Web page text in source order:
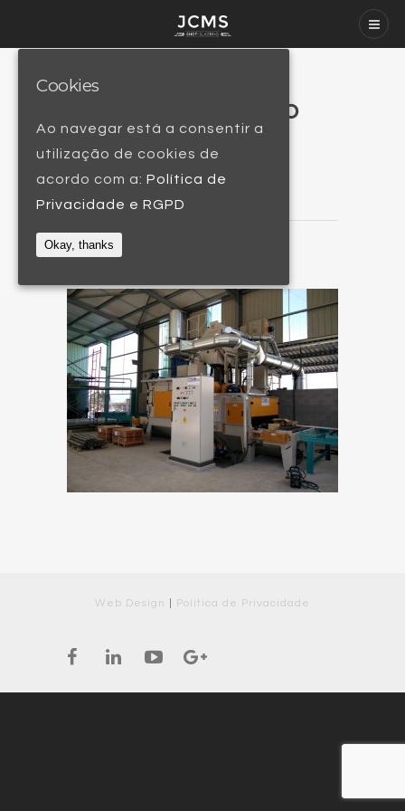
Granalhadora Tipo
STL 10
Web Design Política de Privacidade
Cookies
Ao navegar está a consentir a
utilização de cookies de
acordo com a: Política de
Privacidade e RGPD
Okay, thanks